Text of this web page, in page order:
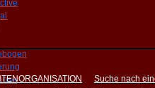
Suche nach